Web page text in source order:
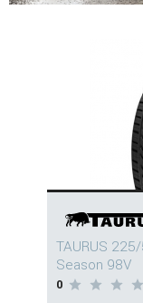
TAURUS
Season 98V
0